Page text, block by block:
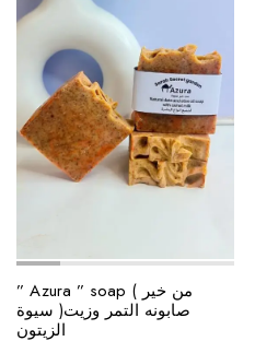
” Azura ” soap ( من خير
سيوة )صابونه التمر وزيت
الزيتون